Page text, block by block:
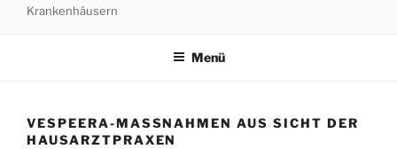
Krankenhäusern
Menü
VESPEERA-MASSNAHMEN AUS SICHT DER H
AUSARZTPRAXEN